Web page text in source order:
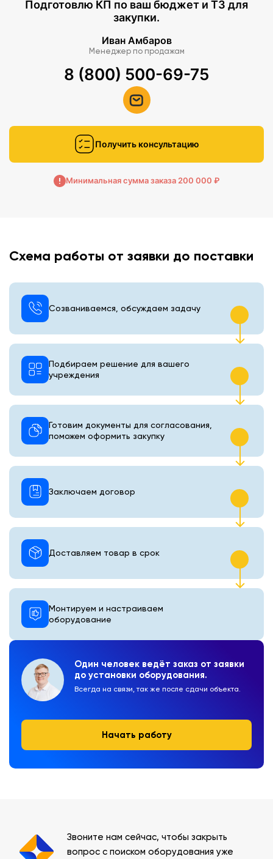
Подготовлю КП по ваш бюджет и ТЗ для
закупки.
Иван Амбаров
Менеджер по продажам
8 (800) 500-69-75
Получить консультацию
Минимальная сумма заказа 200 000 ₽
Схема работы от заявки до поставки
Один человек ведёт заказ от заявки
до установки оборудования.
Всегда на связи, так же после сдачи объекта.
Начать работу
Созваниваемся, обсуждаем задачу
Подбираем решение для вашего
учреждения
Готовим документы для согласования,
поможем оформить закупку
Монтируем и настраиваем
оборудование
Доставляем товар в срок
Заключаем договор
Звоните нам сейчас, чтобы закрыть
вопрос с поиском оборудования уже